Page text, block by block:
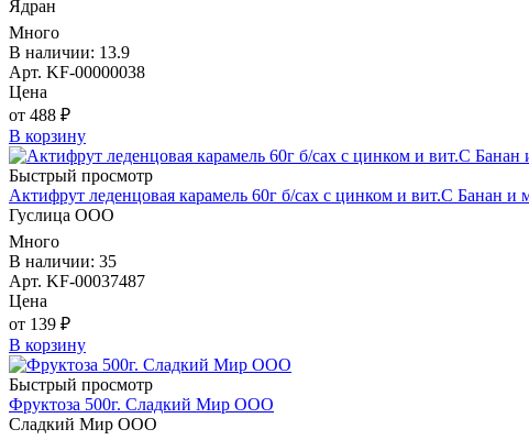
Ядран
Много
В наличии: 13.9
Арт. KF-00000038
Цена
от 488 ₽
В корзину
Быстрый просмотр
Актифрут леденцовая карамель 60г б/сах с цинком и вит.С Банан
Гуслица ООО
Много
В наличии: 35
Арт. KF-00037487
Цена
от 139 ₽
В корзину
Быстрый просмотр
Фруктоза 500г. Сладкий Мир ООО
Сладкий Мир ООО